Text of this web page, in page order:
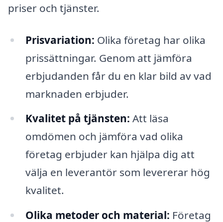
priser och tjänster.
Prisvariation: Olika företag har olika
prissättningar. Genom att jämföra
erbjudanden får du en klar bild av vad
marknaden erbjuder.
Kvalitet på tjänsten: Att läsa
omdömen och jämföra vad olika
företag erbjuder kan hjälpa dig att
välja en leverantör som levererar hög
kvalitet.
Olika metoder och material: Företag